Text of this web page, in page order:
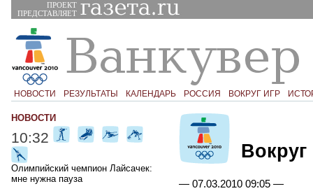
ПРОЕКТ
ПРЕДСТАВЛЯЕТ
НОВОСТИ РЕЗУЛЬТАТЫ КАЛЕНДАРЬ РОССИЯ ВОКРУГ ИГР
Вокруг
— 07.03.2010 09:05—
НОВОСТИ
10:32
Олимпийский чемпион Лайсачек:
мне нужна пауза